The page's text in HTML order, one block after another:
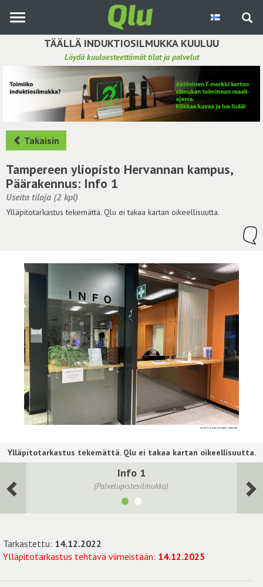
pääsisältöön
TÄÄLLÄ INDUKTIOSILMUKKA KUULUU
Löydä kuuloesteettömät tilat ja palvelut
Etsi induktiosilmukka
Tee ehdotus ja vaikuta kuulemiskokemukseen
Hae ehdotuksia
Käyttöohje
Yhteydenottopyyntö
Kirjaudu sisään
Takaisin
Tampereen yliopisto Hervannan kampus,
Päärakennus: Info 1
Useita tiloja (2 kpl)
Ylläpitotarkastus tekemättä. Qlu ei takaa kartan oikeellisuutta.
Info 1
(Palvelupistesilmukka)
Tarkastettu: 14.12.2022
Ylläpitotarkastus tehtävä viimeistään: 14.12.2025